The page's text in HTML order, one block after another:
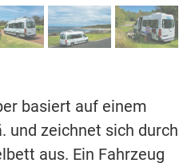
basiert auf einem
und zeichnet sich durch
aus. Ein Fahrzeug